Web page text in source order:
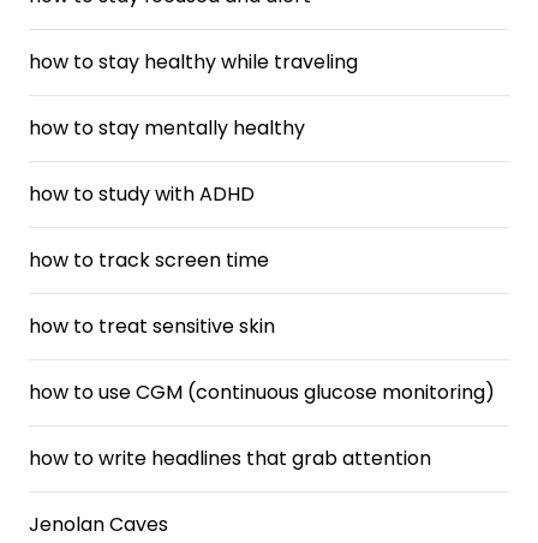
how to stay healthy while traveling
how to stay mentally healthy
how to study with ADHD
how to track screen time
how to treat sensitive skin
how to use CGM (continuous glucose monitoring)
how to write headlines that grab attention
Jenolan Caves